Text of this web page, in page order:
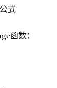
式
函数：